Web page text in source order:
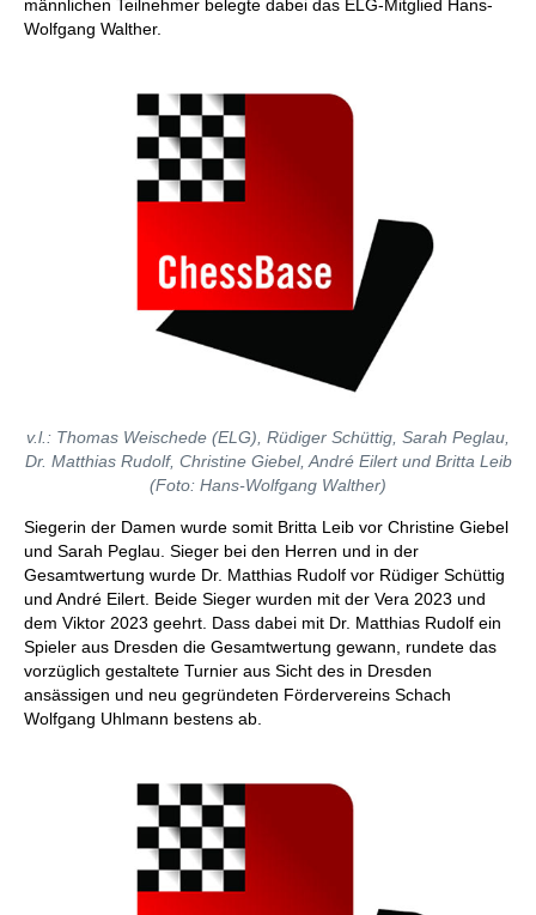
männlichen Teilnehmer belegte dabei das ELG-Mitglied Hans-
Wolfgang Walther.
v.l.: Thomas Weischede (ELG), Rüdiger Schüttig, Sarah Peglau,
Dr. Matthias Rudolf, Christine Giebel, André Eilert und Britta Leib
(Foto: Hans-Wolfgang Walther)
Siegerin der Damen wurde somit Britta Leib vor Christine Giebel
und Sarah Peglau. Sieger bei den Herren und in der
Gesamtwertung wurde Dr. Matthias Rudolf vor Rüdiger Schüttig
und André Eilert. Beide Sieger wurden mit der Vera 2023 und
dem Viktor 2023 geehrt. Dass dabei mit Dr. Matthias Rudolf ein
Spieler aus Dresden die Gesamtwertung gewann, rundete das
vorzüglich gestaltete Turnier aus Sicht des in Dresden
ansässigen und neu gegründeten Fördervereins Schach
Wolfgang Uhlmann bestens ab.